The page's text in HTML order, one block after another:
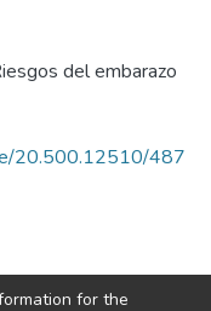
del embarazo
20.500.12510/487
for the